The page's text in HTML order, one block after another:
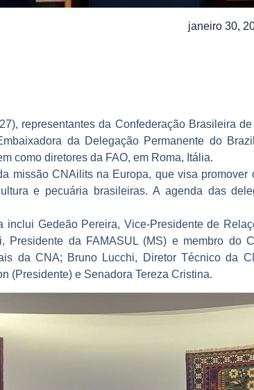
janeiro 30,
representantes da Confederação Brasileira
da Delegação Permanente do
como diretores da FAO, em Roma, Itália.
missão CNAilits na Europa, que visa
e pecuária brasileiras. A agenda das
inclui Gedeão Pereira, Vice-Presidente de
Presidente da FAMASUL (MS) e membro do
da CNA; Bruno Lucchi, Diretor Técnico da
(Presidente) e Senadora Tereza Cristina.